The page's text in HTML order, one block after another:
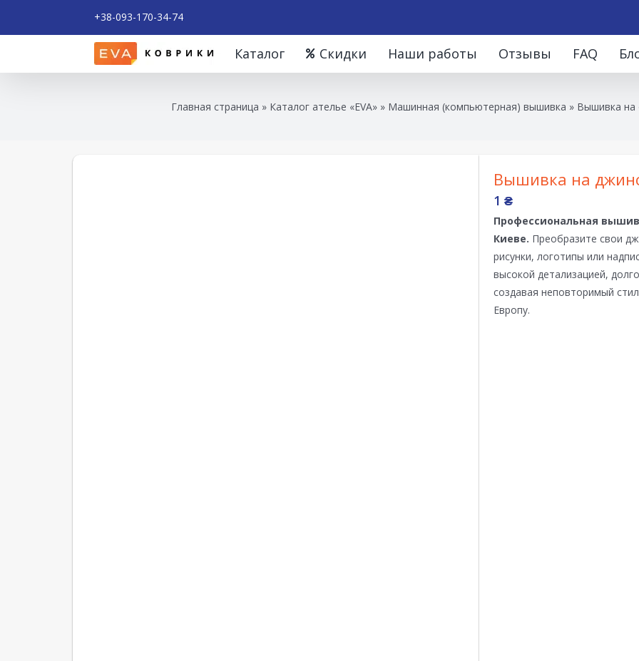
+38-093-170-34-74
Каталог Скидки Наши работы Отзывы FAQ
Главная страница » Каталог ателье «EVA»» Машинная (компьютерная) вышивка » Вышивка на
Вышивка на
1 ₴
Профессиональная
Киеве. Преобразите свои
рисунки, логотипы или
высокой детализацией,
создавая неповторимый
Европу.